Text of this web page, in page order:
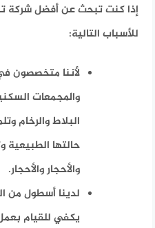
إذا كنت تبحث عن أفضل شركة
للأسباب التالية:
لأننا متخصصون
والمجمعات
البلاط والرخام
حالتها الطبيعية
والأحجار والأحجار.
لدينا أسطول من
يكفي للقيام